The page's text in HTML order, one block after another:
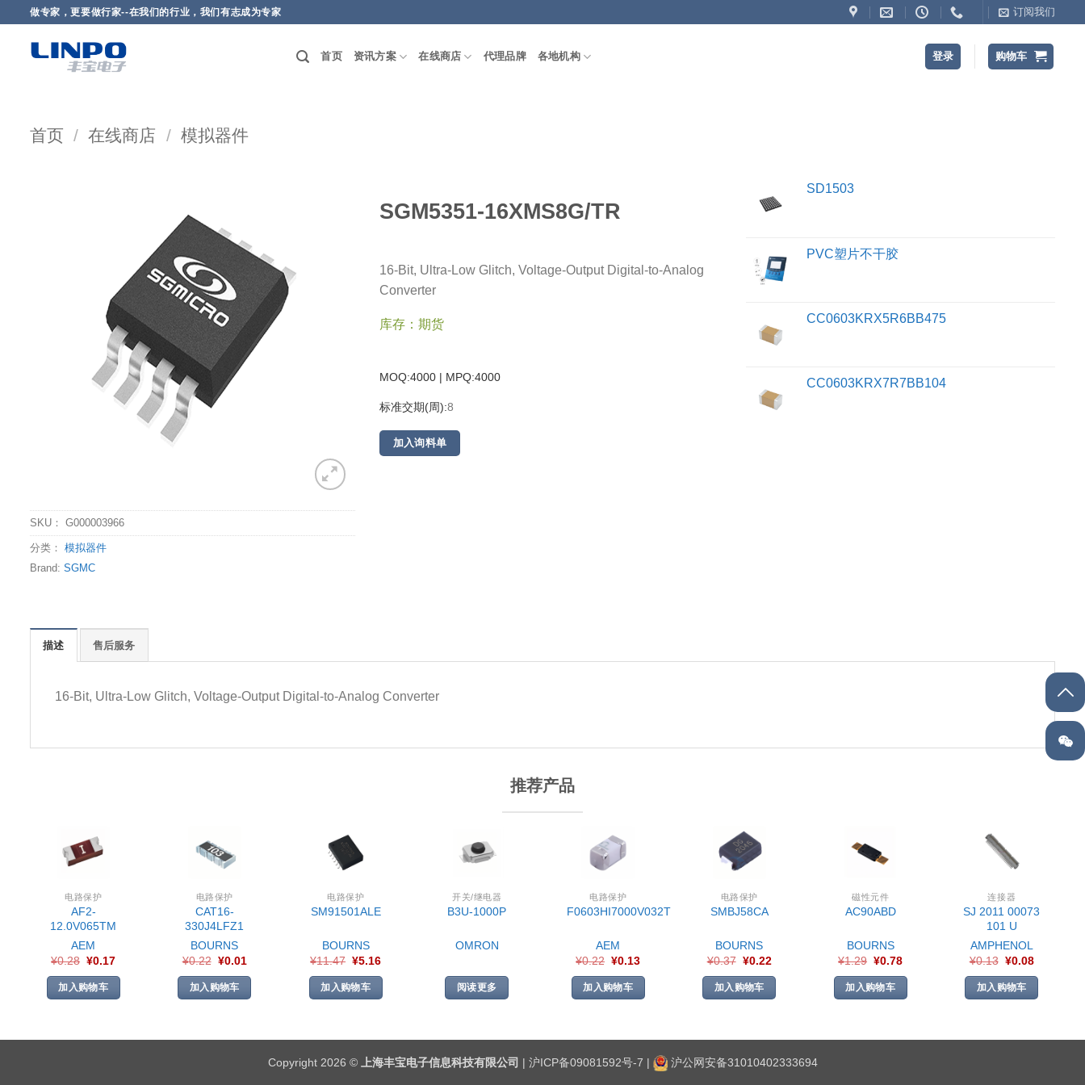
做专家，更要做行家--在我们的行业，我们有志成为专家 订阅我们
首页 资讯方案 在线商店 代理品牌 各地机构 登录 购物车
首页 / 在线商店 / 模拟器件
SKU： G000003966
分类： 模拟器件
Brand: SGMC
SGM5351-16XMS8G/TR
16-Bit, Ultra-Low Glitch, Voltage-Output Digital-to-Analog
Converter
库存：期货
MOQ:4000 | MPQ:4000
标准交期(周):8
加入询料单
SD1503
PVC塑片不干胶
CC0603KRX5R6BB475
CC0603KRX7R7BB104
描述 售后服务
16-Bit, Ultra-Low Glitch, Voltage-Output Digital-to-Analog Converter
推荐产品
电路保护
AF2-
12.0V065TM
AEM
¥0.28 ¥0.17
加入购物车
电路保护
CAT16-
330J4LFZ1
BOURNS
¥0.22 ¥0.01
加入购物车
电路保护
SM91501ALE
BOURNS
¥11.47 ¥5.16
加入购物车
开关/继电器
B3U-1000P
OMRON
阅读更多
电路保护
F0603HI7000V032T
AEM
¥0.22 ¥0.13
加入购物车
电路保护
SMBJ58CA
BOURNS
¥0.37 ¥0.22
加入购物车
磁性元件
AC90ABD
BOURNS
¥1.29 ¥0.78
加入购物车
连接器
SJ 2011 00073
101 U
AMPHENOL
¥0.13 ¥0.08
加入购物车
Copyright 2026 © 上海丰宝电子信息科技有限公司 | 沪ICP备09081592号-7 | 沪公网安备31010402333694